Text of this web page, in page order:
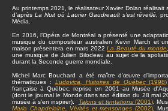
Au printemps 2021, le réalisateur Xavier Dolan réalisait
d’après La Nuit où Laurier Gaudreault s’est réveillé,
Média.
En 2016, l’Opéra de Montréal a présenté une
musique du compositeur australien Kevin March et
maison présentera en mars 2022La Beauté du monde
une musique de Julien Bilodeau au sujet de la
durant la Seconde guerre mondiale.
Michel Marc Bouchard a été maître d'œuvre
thématiques : Ludovica, Histoires de Québec(1998)
française à Québec, reprise en 2001 au Musée
(dont le journal le Monde dans son édition du 28 mai
musée à s’en inspirer).
Talons et tentations(2001) ,
Maria Chapdelaine, Vérités et mensonges (2002),